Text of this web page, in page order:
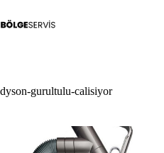
content
dyson-gurultulu-calisiyor